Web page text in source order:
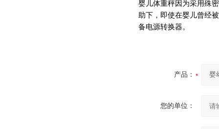
婴儿体重秤因为采用殊
助下，即使在婴儿曾经
备电源转换器。
产品：
您的单位：